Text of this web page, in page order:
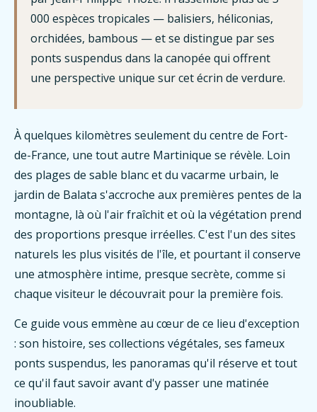
000 espèces tropicales — balisiers, héliconias,
orchidées, bambous — et se distingue par ses
ponts suspendus dans la canopée qui offrent
une perspective unique sur cet écrin de verdure.
À quelques kilomètres seulement du centre de Fort-
de-France, une tout autre Martinique se révèle. Loin
des plages de sable blanc et du vacarme urbain, le
jardin de Balata s'accroche aux premières pentes de la
montagne, là où l'air fraîchit et où la végétation prend
des proportions presque irréelles. C'est l'un des sites
naturels les plus visités de l'île, et pourtant il conserve
une atmosphère intime, presque secrète, comme si
chaque visiteur le découvrait pour la première fois.
Ce guide vous emmène au cœur de ce lieu d'exception
: son histoire, ses collections végétales, ses fameux
ponts suspendus, les panoramas qu'il réserve et tout
ce qu'il faut savoir avant d'y passer une matinée
inoubliable.